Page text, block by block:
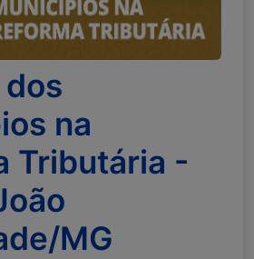
na
Tributária -
MG